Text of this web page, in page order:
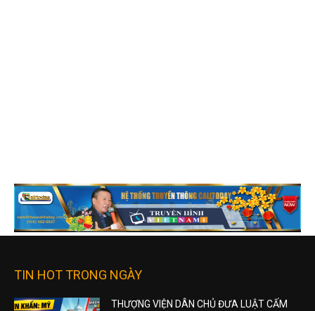
TIN HOT TRONG NGÀY
THƯỢNG VIỆN DÂN CHỦ ĐƯA LUẬT CẤM